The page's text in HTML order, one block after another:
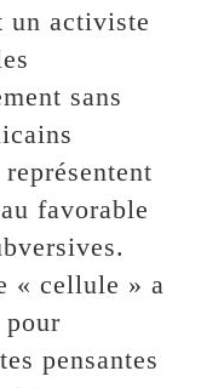
un activiste
sans
favorable
« cellule » a
pensantes